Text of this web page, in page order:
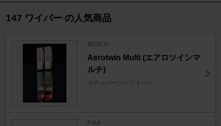
147 ワイパー の人気商品
BOSCH
Aerotwin Multi (エアロツインマ
ルチ)
ボディパーツ > ワイパー
PIAA